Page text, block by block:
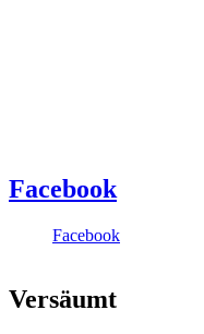
Facebook
Facebook
Versäumt